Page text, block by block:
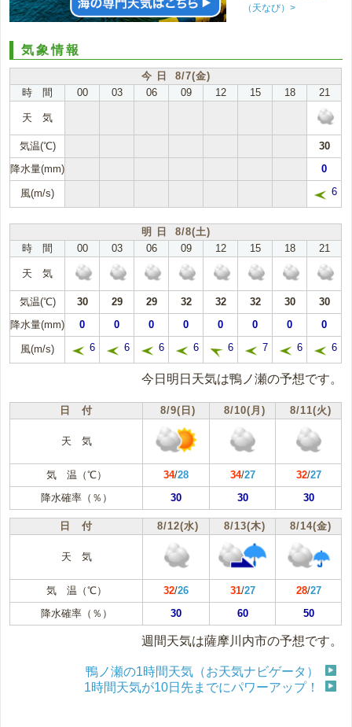
（天なび）>
気象情報
今 日 8/7(金)
時 間
00 03 06 09 12 15 18 21
天 気
気温(℃)
30
降水量(mm)
0
風(m/s) 6
明 日 8/8(土)
時 間
00 03 06 09 12 15 18 21
天 気
気温(℃) 30 29 29 32 32 32 30
30
降水量(mm)
0 0 0 0 0 0 0 0
風(m/s) 6 6 6 6 6 7 6 6
今日明日天気は鴨ノ瀬の予想です。
日 付 8/9(日) 8/10(月) 8/11(火)
天 気
気 温（℃） 34/28 34/27 32/27
降水確率（％）
30 30 30
日 付 8/12(水) 8/13(木) 8/14(金)
天 気
気 温（℃） 32/26 31/27 28/27
降水確率（％）
30 60 50
週間天気は薩摩川内市の予想です。
鴨ノ瀬の1時間天気（お天気ナビゲータ）
1時間天気が10日先までにパワーアップ！